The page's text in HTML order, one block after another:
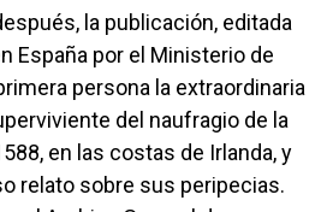
la publicación, editada
España por el Ministerio de
persona la extraordinaria
del naufragio de la
en las costas de Irlanda, y
relato sobre sus peripecias.